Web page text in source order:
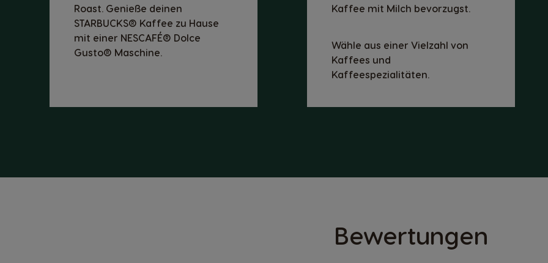
Roast. Genieße deinen
STARBUCKS® Kaffee zu Hause
mit einer NESCAFÉ® Dolce
Gusto® Maschine.
Kaffee mit Milch bevorzugst.
Wähle aus einer Vielzahl von
Kaffees und
Kaffeespezialitäten.
Bewertungen